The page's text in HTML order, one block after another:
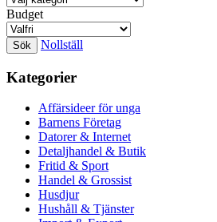
Budget
Nollställ
Kategorier
Affärsideer för unga
Barnens Företag
Datorer & Internet
Detaljhandel & Butik
Fritid & Sport
Handel & Grossist
Husdjur
Hushåll & Tjänster